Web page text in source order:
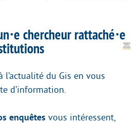
chercheur rattaché⋅e
l’actualité du Gis en vous
d’information.
enquêtes vous intéressent,